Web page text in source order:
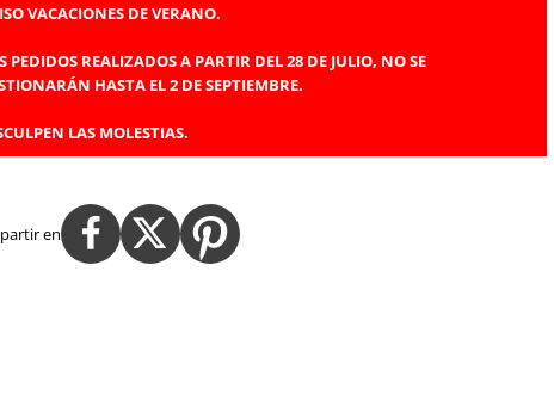
VACACIONES DE VERANO.
PEDIDOS REALIZADOS A PARTIR DEL 28 DE JULIO, NO SE
HASTA EL 2 DE SEPTIEMBRE.
LAS MOLESTIAS.
en